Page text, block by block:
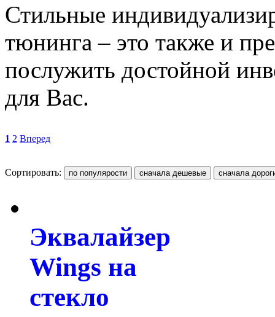
Стильные
тюнинга – это также и
послужить достойной
для Вас.
1 2 Вперед
Сортировать:
Эквалайзер
Wings на
стекло